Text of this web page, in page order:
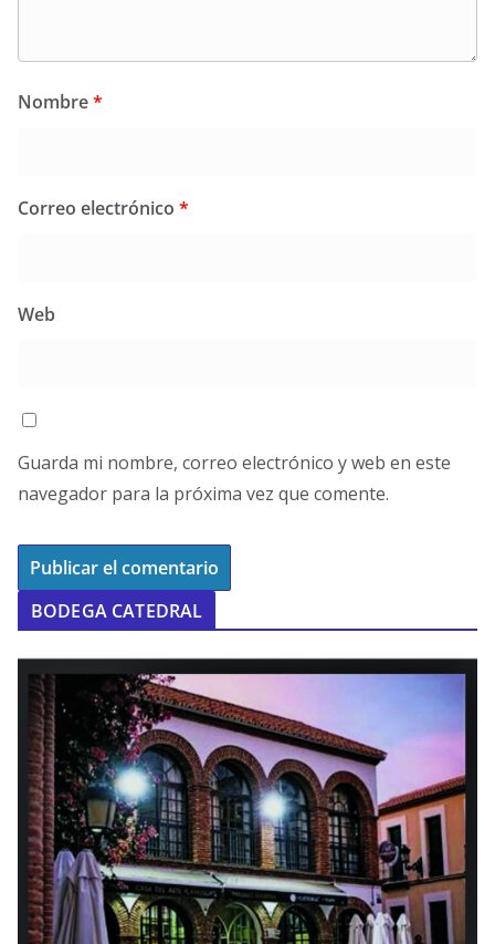
Nombre*
Correo electrónico *
Web
Guarda mi nombre, correo electrónico y web en este
navegador para la próxima vez que comente.
BODEGA CATEDRAL